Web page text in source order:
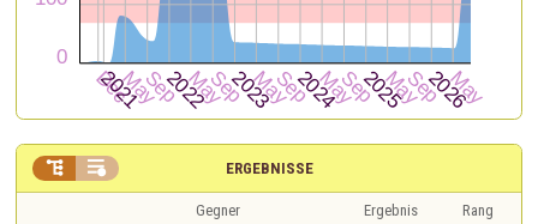
ERGEBNISSE
 
Gegner Ergebnis
Rang